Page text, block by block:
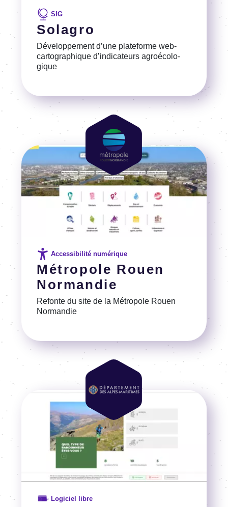
Solagro
Déve­lop­pe­ment d’une plate­forme web-
carto­gra­phique d’in­di­ca­teurs agroé­­co­­lo­­
gique
SIG
Voir la référence
Métropole Rouen
Normandie
Refonte du site de la Métro­pole Rouen
Norman­die
Accessibilité numérique
Voir la référence
Image
Image
Logiciel libre
Image
Image